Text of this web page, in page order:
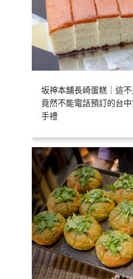
坂神本舖長崎蛋糕｜這
竟然不能電話預訂的台
手禮